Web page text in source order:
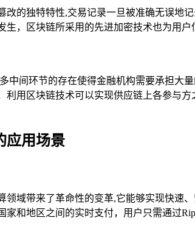
改的独特特性,交易记录一旦被准确无误地
生，区块链所采用的先进加密技术也为用
中间环节的存在使得金融机构需要承担大
利用区块链技术可以实现供应链上各参与
应用场景
领域带来了革命性的变革,它能够实现快速
家和地区之间的实时支付，用户只需通过